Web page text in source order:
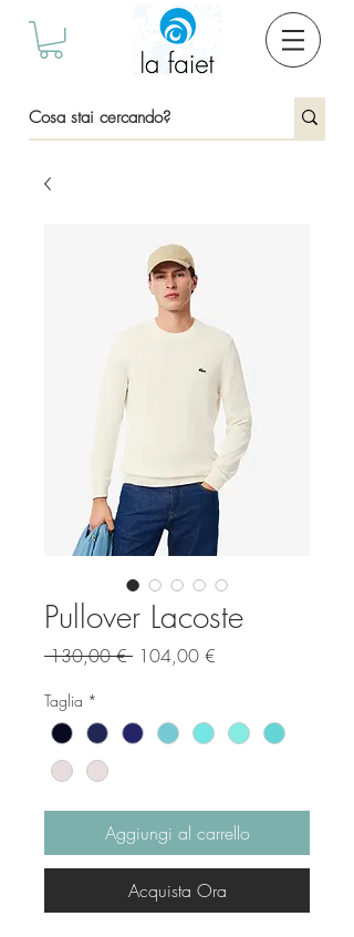
Pullover Lacoste
130,00 € Prezzo
104,00 €
Taglia *
Aggiungi al carrello
Acquista Ora